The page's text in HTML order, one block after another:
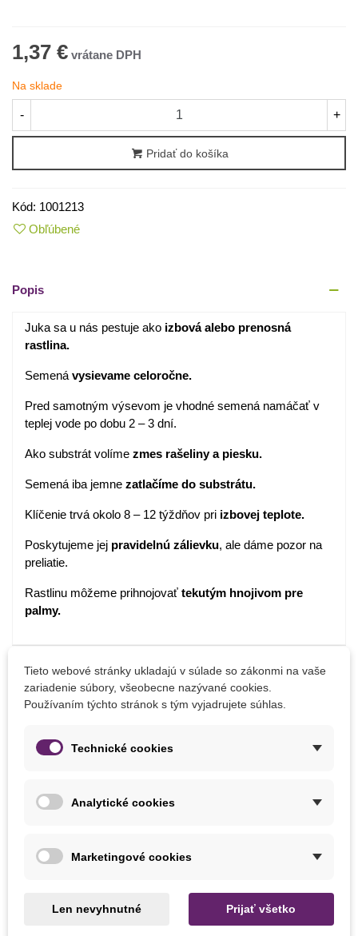
1,37 €
Na sklade
- +
Pridať do košíka
Kód: 1001213
Obľúbené
Popis
Juka sa u nás pestuje ako izbová alebo prenosná
rastlina.
Semená vysievame celoročne.
Pred samotným výsevom je vhodné semená namáčať v
teplej vode po dobu 2 – 3 dní.
Ako substrát volíme zmes rašeliny a piesku.
Semená iba jemne zatlačíme do substrátu.
Klíčenie trvá okolo 8 – 12 týždňov pri izbovej teplote.
Poskytujeme jej pravidelnú zálievku, ale dáme pozor na
preliatie.
Rastlinu môžeme prihnojovať tekutým hnojivom pre
palmy.
Detaily produktu
PARAMETRE
Výrobca
MOHLI BYSTE EŠTE POTREBOVAŤ
Tieto webové stránky ukladajú v súlade so zákonmi na vaše
zariadenie súbory, všeobecne nazývané cookies.
Používaním týchto stránok s tým vyjadrujete súhlas.
Technické cookies
Analytické cookies
Marketingové cookies
Len nevyhnutné Prijať všetko